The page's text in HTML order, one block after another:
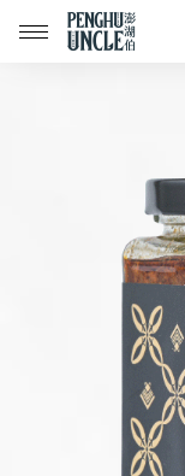
📢限時搶購｜魚皮
📢限時搶購｜蝦餅
📢限時搶購｜魷魚
📢限時搶購｜七